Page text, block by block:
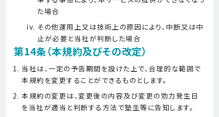
た場合
その他運用上又は技術上の原因により、中断又は中
止が必要と当社が判断した場合
第14条（本規約及びその改定）
当社は、一定の予告期間を設けた上で、合理的な範囲で
本規約を変更することができるものとします。
本規約の変更は、変更後の内容及び変更の効力発生日
を当社が適当と判断する方法で塾生等に告知します。